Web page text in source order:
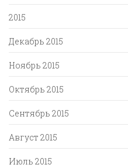
2015
Декабрь 2015
Ноябрь 2015
Октябрь 2015
Сентябрь 2015
Август 2015
Июль 2015